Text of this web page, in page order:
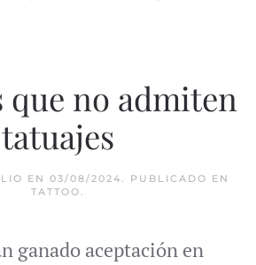
que no admiten
tatuajes
EN 03/08/2024
. PUBLICADO EN
TATTOO
ganado aceptación en